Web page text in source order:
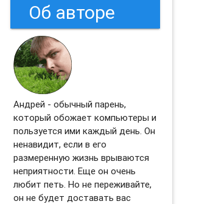
Об авторе
Андрей - обычный парень,
который обожает компьютеры и
пользуется ими каждый день. Он
ненавидит, если в его
размеренную жизнь врываются
неприятности. Еще он очень
любит петь. Но не переживайте,
он не будет доставать вас